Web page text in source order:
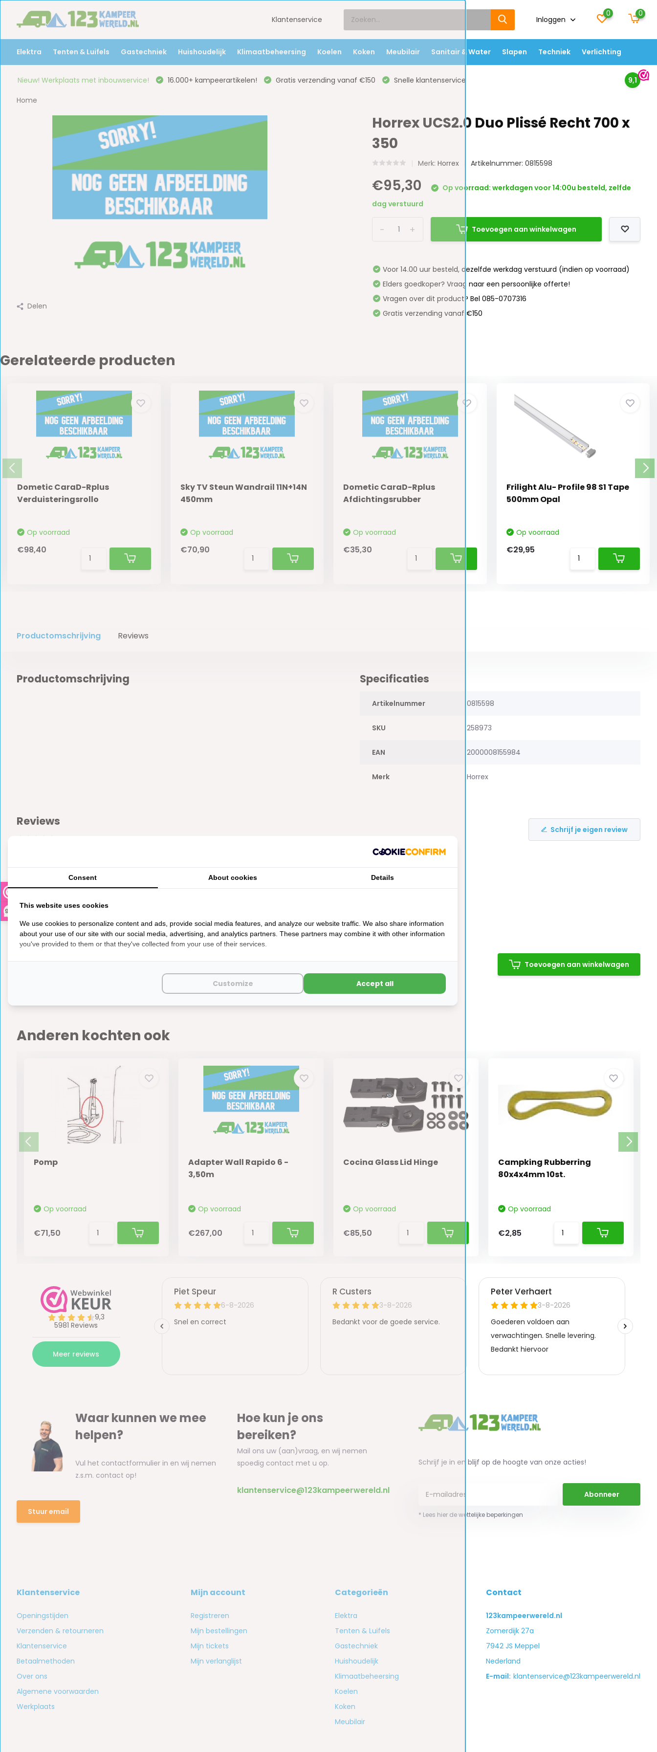
9,3
Klantenservice Inloggen
0 0
Elektra Tenten & Luifels Gastechniek Huishoudelijk Klimaatbeheersing Koelen Koken Meubilair Sanitair & Water Slapen Techniek Verlichting
Nieuw! Werkplaats met inbouwservice! 16.000+ kampeerartikelen! Gratis verzending vanaf €150 Snelle klantenservice 9,1
Home
Delen
Horrex UCS2.0 Duo Plissé Recht 700 x
350
Merk:Horrex Artikelnummer: 0815598
€95,30
Op voorraad: werkdagen voor 14:00u besteld, zelfde
dag verstuurd
+
- Toevoegen aan winkelwagen
Voor 14.00 uur besteld, dezelfde werkdag verstuurd (indien op voorraad)
Elders goedkoper? Vraag naar een persoonlijke offerte!
Vragen over dit product? Bel 085-0707316
Gratis verzending vanaf €150
Gerelateerde producten
Dometic CaraD-Rplus
Verduisteringsrollo
Op voorraad
€98,40
Sky TV Steun Wandrail 11N+14N
450mm
Op voorraad
€70,90
Dometic CaraD-Rplus
Afdichtingsrubber
Op voorraad
€35,30
Frilight Alu- Profile 98 S1 Tape
500mm Opal
Op voorraad
€29,95
Productomschrijving Reviews
Productomschrijving Specificaties
Artikelnummer 0815598
SKU 258973
EAN 2000008155984
Merk Horrex
Reviews
Schrijf je eigen review
€ 95,30 Horrex UCS2.0 Duo Plissé Recht 700 x 350
Op voorraad: werkdagen voor 14:00u besteld, zelfde dag verstuurd
Toevoegen aan winkelwagen
Anderen kochten ook
Pomp
Op voorraad
€71,50
Adapter Wall Rapido 6 -
3,50m
Op voorraad
€267,00
Cocina Glass Lid Hinge
Op voorraad
€85,50
Campking Rubberring
80x4x4mm 10st.
Op voorraad
€2,85
Waar kunnen we mee
helpen?
Vul het contactformulier in en wij nemen
z.s.m. contact op!
Stuur email
Hoe kun je ons
bereiken?
Mail ons uw (aan)vraag, en wij nemen
spoedig contact met u op.
klantenservice@123kampeerwereld.nl
Schrijf je in en blijf op de hoogte van onze acties!
Abonneer
* Lees hier de wettelijke beperkingen
Klantenservice
Openingstijden
Verzenden & retourneren
Klantenservice
Betaalmethoden
Over ons
Algemene voorwaarden
Werkplaats
Mijn account
Registreren
Mijn bestellingen
Mijn tickets
Mijn verlanglijst
Categorieën
Elektra
Tenten & Luifels
Gastechniek
Huishoudelijk
Klimaatbeheersing
Koelen
Koken
Meubilair
Contact
123kampeerwereld.nl
Zomerdijk 27a
7942 JS Meppel
Nederland
E-mail: klantenservice@123kampeerwereld.nl
Consent About cookies Details
This website uses cookies
We use cookies to personalize content and ads, provide social media features, and analyze our website traffic. We also share information
about your use of our site with our social media, advertising, and analytics partners. These partners may combine it with other information
you've provided to them or that they've collected from your use of their services.
Customize Accept all